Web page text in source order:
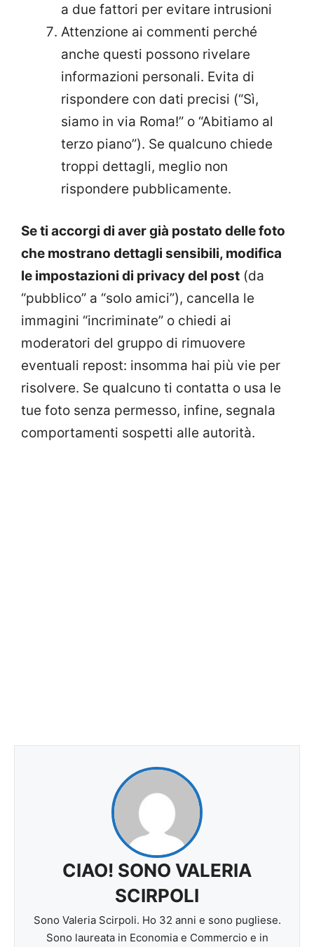
a due fattori per evitare intrusioni
Attenzione ai commenti perché
anche questi possono rivelare
informazioni personali. Evita di
rispondere con dati precisi (“Sì,
siamo in via Roma!” o “Abitiamo al
terzo piano”). Se qualcuno chiede
troppi dettagli, meglio non
rispondere pubblicamente.
Se ti accorgi di aver già postato delle foto
che mostrano dettagli sensibili, modifica
le impostazioni di privacy del post (da
“pubblico” a “solo amici”), cancella le
immagini “incriminate” o chiedi ai
moderatori del gruppo di rimuovere
eventuali repost: insomma hai più vie per
risolvere. Se qualcuno ti contatta o usa le
tue foto senza permesso, infine, segnala
comportamenti sospetti alle autorità.
CIAO! SONO VALERIA
SCIRPOLI
Sono Valeria Scirpoli. Ho 32 anni e sono pugliese.
Sono laureata in Economia e Commercio e in